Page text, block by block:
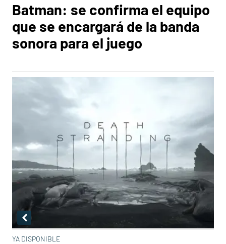
Batman: se confirma el equipo
que se encargará de la banda
sonora para el juego
YA DISPONIBLE